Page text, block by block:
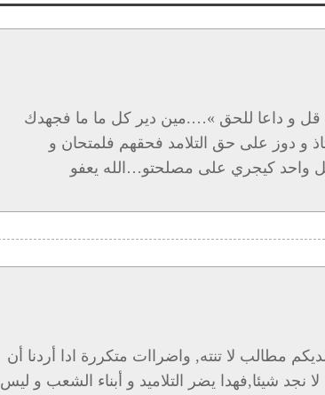
و داعا للحق »….مين دير كل ما ما فجهدك
دوز على حق التلامد فحقهم فلمتحان و
كل واحد كيجري على مصلحتو…الله يعفو
لديكم مطالب لا تنته, واضراات متكررة ادا أردنا أن
شيئا,فهدا يضر التلاميد و أبناء الشعب و ليس